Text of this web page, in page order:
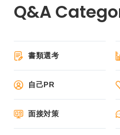
書類選考
自己PR
面接対策